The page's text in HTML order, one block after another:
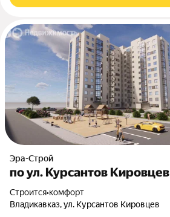
Эра-Строй
по ул. Курсантов Кировцев
Строится•комфорт
Владикавказ, ул. Курсантов Кировцев